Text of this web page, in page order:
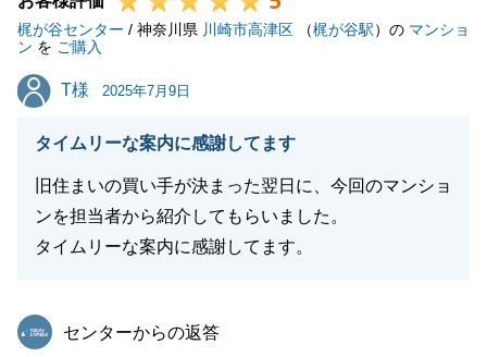
絡いただけましたら幸いです。
どうぞ今後も東急リバブルをよろしくお願い申し上げ
ます。
閉じる
梶が谷センター / 神奈川県 川崎市高津区 （梶が谷駅）の マンショ
ン を ご購入
T様
T様 2025年7月9日
タイムリーな案内に感謝してます
旧住まいの買い手が決まった翌日に、今回のマンショ
ンを担当者から紹介してもらいました。
タイムリーな案内に感謝してます。
東急リバブル
センターからの返答